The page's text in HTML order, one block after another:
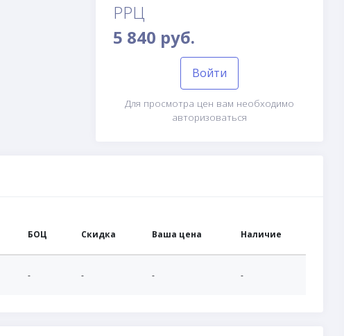
РРЦ
5 840 руб.
Войти
Для просмотра цен вам необходимо
авторизоваться
БОЦ Скидка Ваша цена Наличие
- - - -